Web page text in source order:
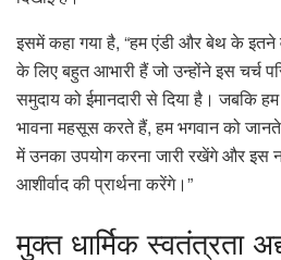
इसमें कहा गया है, “हम एंडी और बेथ के इतने
के लिए बहुत आभारी हैं जो उन्होंने इस चर्च
समुदाय को ईमानदारी से दिया है। जबकि
भावना महसूस करते हैं, हम भगवान को
में उनका उपयोग करना जारी रखेंगे और इस
आशीर्वाद की प्रार्थना करेंगे।”
मुक्तधार्मिक स्वतंत्रता